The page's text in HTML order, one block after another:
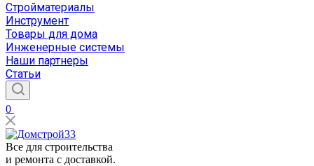
Стройматериалы
Инструмент
Товары для дома
Инженерные системы
Наши партнеры
Статьи
0
Все для строительства
и ремонта с доставкой.